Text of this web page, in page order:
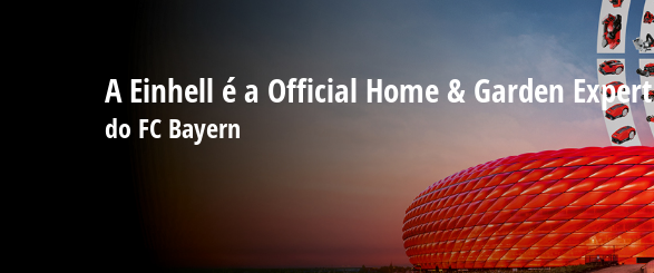
A Einhell é a Official Home & Garden Expert
do FC Bayern